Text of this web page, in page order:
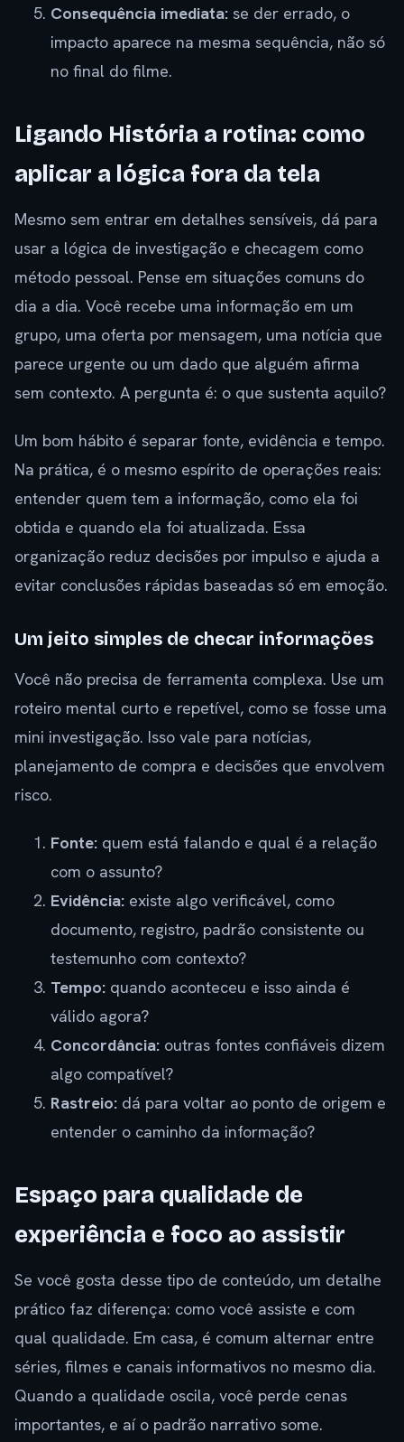
Consequência imediata: se der errado, o
impacto aparece na mesma sequência, não só
no final do filme.
Ligando História a rotina: como
aplicar a lógica fora da tela
Mesmo sem entrar em detalhes sensíveis, dá para
usar a lógica de investigação e checagem como
método pessoal. Pense em situações comuns do
dia a dia. Você recebe uma informação em um
grupo, uma oferta por mensagem, uma notícia que
parece urgente ou um dado que alguém afirma
sem contexto. A pergunta é: o que sustenta aquilo?
Um bom hábito é separar fonte, evidência e tempo.
Na prática, é o mesmo espírito de operações reais:
entender quem tem a informação, como ela foi
obtida e quando ela foi atualizada. Essa
organização reduz decisões por impulso e ajuda a
evitar conclusões rápidas baseadas só em emoção.
Um jeito simples de checar informações
Você não precisa de ferramenta complexa. Use um
roteiro mental curto e repetível, como se fosse uma
mini investigação. Isso vale para notícias,
planejamento de compra e decisões que envolvem
risco.
Fonte: quem está falando e qual é a relação
com o assunto?
Evidência: existe algo verificável, como
documento, registro, padrão consistente ou
testemunho com contexto?
Tempo: quando aconteceu e isso ainda é
válido agora?
Concordância: outras fontes confiáveis dizem
algo compatível?
Rastreio: dá para voltar ao ponto de origem e
entender o caminho da informação?
Espaço para qualidade de
experiência e foco ao assistir
Se você gosta desse tipo de conteúdo, um detalhe
prático faz diferença: como você assiste e com
qual qualidade. Em casa, é comum alternar entre
séries, filmes e canais informativos no mesmo dia.
Quando a qualidade oscila, você perde cenas
importantes, e aí o padrão narrativo some.